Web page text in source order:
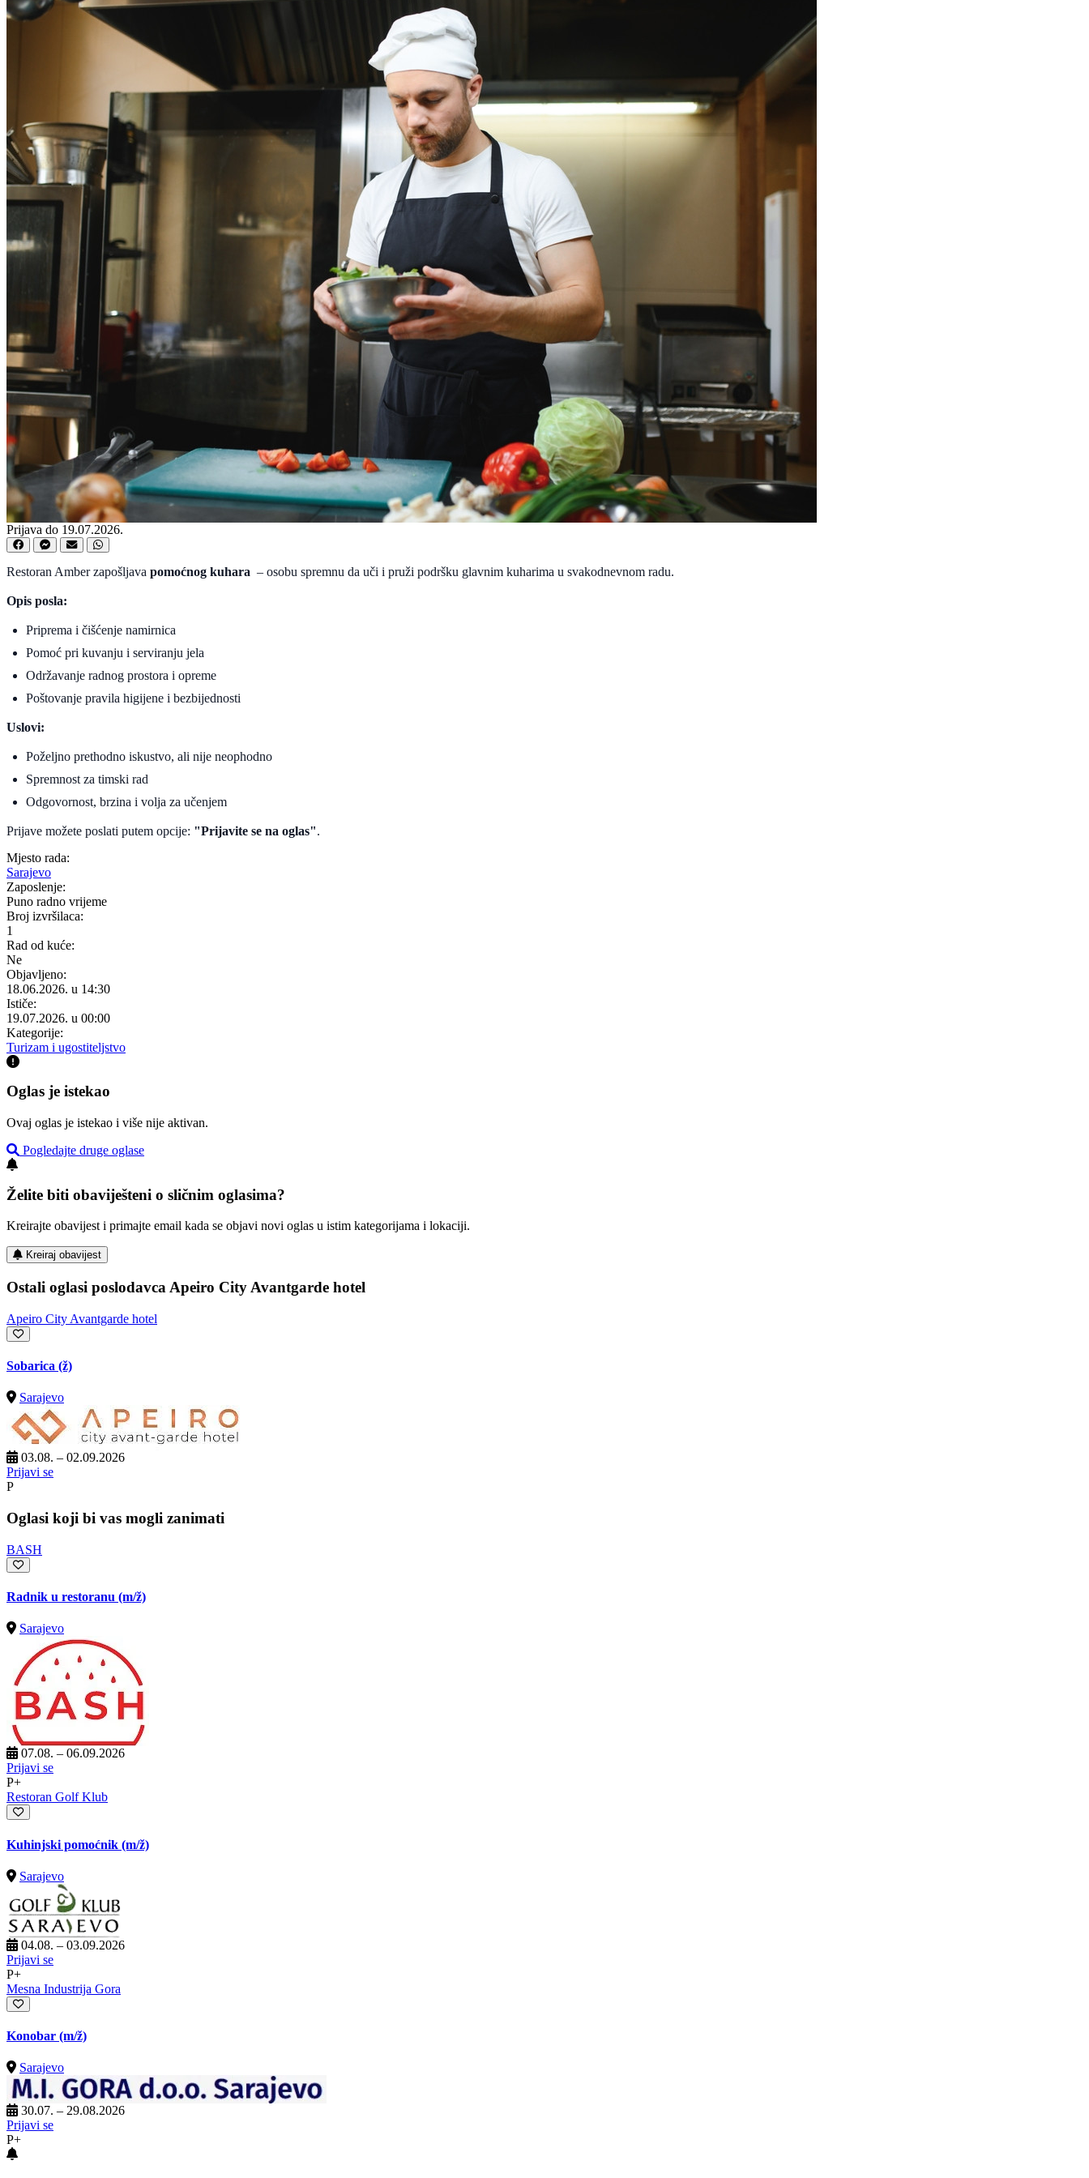
Prijava do 19.07.2026.
Restoran Amber zapošljava pomoćnog kuhara – osobu spremnu da uči i pruži podršku glavnim kuharima u svakodnevnom radu.
Opis posla:
Priprema i čišćenje namirnica
Pomoć pri kuvanju i serviranju jela
Održavanje radnog prostora i opreme
Poštovanje pravila higijene i bezbijednosti
Uslovi:
Poželjno prethodno iskustvo, ali nije neophodno
Spremnost za timski rad
Odgovornost, brzina i volja za učenjem
Prijave možete poslati putem opcije: "Prijavite se na oglas".
Mjesto rada:
Sarajevo
Zaposlenje:
Puno radno vrijeme
Broj izvršilaca:
1
Rad od kuće:
Ne
Objavljeno:
18.06.2026. u 14:30
Ističe:
19.07.2026. u 00:00
Kategorije:
Turizam i ugostiteljstvo
Oglas je istekao
Ovaj oglas je istekao i više nije aktivan.
Pogledajte druge oglase
Želite biti obaviješteni o sličnim oglasima?
Kreirajte obavijest i primajte email kada se objavi novi oglas u istim kategorijama i lokaciji.
Kreiraj obavijest
Ostali oglasi poslodavca Apeiro City Avantgarde hotel
Apeiro City Avantgarde hotel
Sobarica (ž)
Sarajevo
03.08. – 02.09.2026
Prijavi se
P
Oglasi koji bi vas mogli zanimati
BASH
Radnik u restoranu (m/ž)
Sarajevo
07.08. – 06.09.2026
Prijavi se
P+
Restoran Golf Klub
Kuhinjski pomoćnik (m/ž)
Sarajevo
04.08. – 03.09.2026
Prijavi se
P+
Mesna Industrija Gora
Konobar (m/ž)
Sarajevo
30.07. – 29.08.2026
Prijavi se
P+